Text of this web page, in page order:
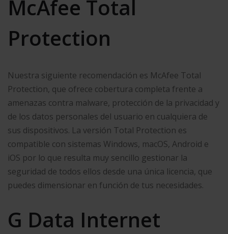
McAfee Total
Protection
Nuestra siguiente recomendación es McAfee Total
Protection, que ofrece cobertura completa frente a
amenazas contra malware, protección de la privacidad y
de los datos personales del usuario en cualquiera de
sus dispositivos. La versión Total Protection es
compatible con sistemas Windows, macOS, Android e
iOS por lo que resulta muy sencillo gestionar la
seguridad de todos ellos desde una única licencia, que
puedes dimensionar en función de tus necesidades.
G Data Internet